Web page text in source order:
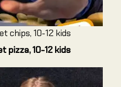
chips, 10-12 kids
pizza, 10-12 kids